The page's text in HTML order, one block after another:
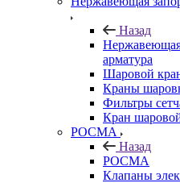
Назад
арматура
Шаровой
Краны
Фильтры
Кран
РОСМА
Назад
РОСМА
Клапаны